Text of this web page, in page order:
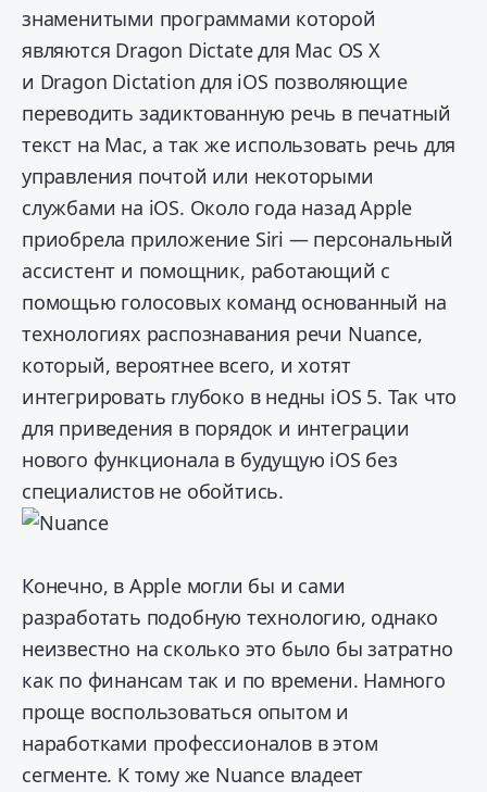
знаменитыми программами которой
являются Dragon Dictate для Mac OS X
и Dragon Dictation для iOS позволяющие
переводить задиктованную речь в печатный
текст на Mac, а так же использовать речь для
управления почтой или некоторыми
службами на iOS. Около года назад Apple
приобрела приложение Siri — персональный
ассистент и помощник, работающий с
помощью голосовых команд основанный на
технологиях распознавания речи Nuance,
который, вероятнее всего, и хотят
интегрировать глубоко в недны iOS 5. Так что
для приведения в порядок и интеграции
нового функционала в будущую iOS без
специалистов не обойтись.
Конечно, в Apple могли бы и сами
разработать подобную технологию, однако
неизвестно на сколько это было бы затратно
как по финансам так и по времени. Намного
проще воспользоваться опытом и
наработками профессионалов в этом
сегменте. К тому же Nuance владеет